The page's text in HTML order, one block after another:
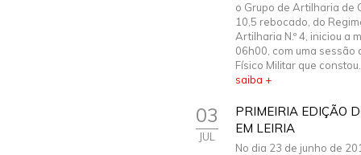
o Grupo de Artilharia de
10,5 rebocado, do
Artilharia N.º 4, iniciou a
06h00, com uma sessão
Físico Militar que
saiba +
03
JUL
PRIMEIRIA EDIÇÃO
EM LEIRIA
No dia 23 de junho de